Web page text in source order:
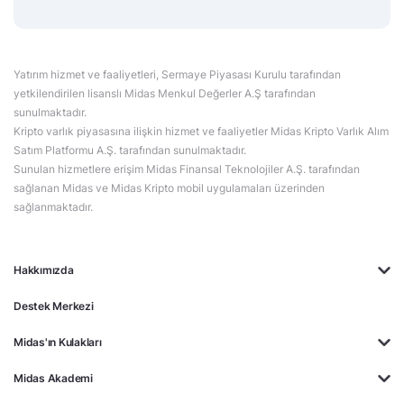
Hakkımızda
Destek Merkezi
Midas'ın Kulakları
Midas Akademi
Yatırım hizmet ve faaliyetleri, Sermaye Piyasası Kurulu tarafından
yetkilendirilen lisanslı Midas Menkul Değerler A.Ş tarafından
sunulmaktadır.
Kripto varlık piyasasına ilişkin hizmet ve faaliyetler Midas Kripto Varlık Alım
Satım Platformu A.Ş. tarafından sunulmaktadır.
Sunulan hizmetlere erişim Midas Finansal Teknolojiler A.Ş. tarafından
sağlanan Midas ve Midas Kripto mobil uygulamaları üzerinden
sağlanmaktadır.